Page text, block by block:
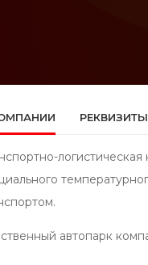
РЕКВИЗИТЫ
автопарк